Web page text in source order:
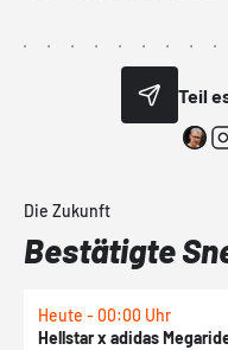
Teil
Die Zukunft
Bestätigte
Heute - 00:00 Uhr
Hellstar x adidas